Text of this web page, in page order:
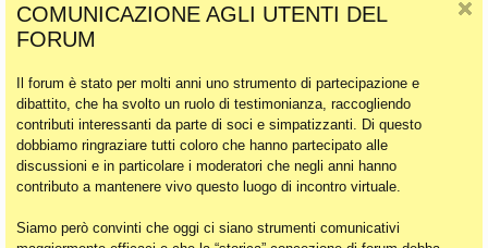
m
en
ti
Ra
pi
di
COMUNICAZIONE AGLI UTENTI DEL
FORUM
Il forum è stato per molti anni uno strumento di partecipazione e
dibattito, che ha svolto un ruolo di testimonianza, raccogliendo
contributi interessanti da parte di soci e simpatizzanti. Di questo
dobbiamo ringraziare tutti coloro che hanno partecipato alle
discussioni e in particolare i moderatori che negli anni hanno
contributo a mantenere vivo questo luogo di incontro virtuale.
Siamo però convinti che oggi ci siano strumenti comunicativi